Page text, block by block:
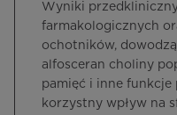
Wyniki
farmakologicznych
ochotników,
alfosceran choliny
pamięć i inne funkcje
korzystny wpływ na